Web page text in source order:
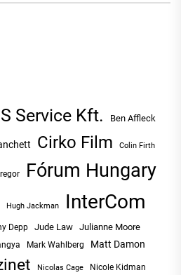
Service Kft. Ben Affleck
Cirko Film Colin Firth
Fórum Hungary
Hugh Jackman InterCom
Depp Jude Law Julianne Moore
Mark Wahlberg Matt Damon
Nicolas Cage Nicole Kidman